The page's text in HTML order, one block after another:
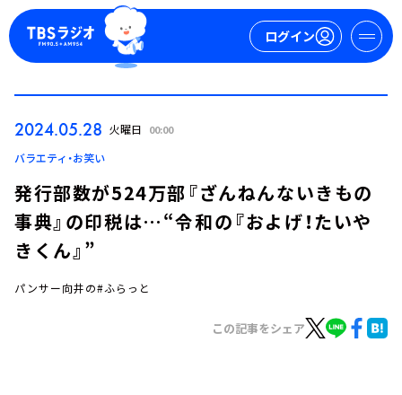
ログイン
ログイン
2024.05.28 火曜日 00:00
バラエティ・お笑い
発行部数が524万部『ざんねんないきもの
事典』の印税は…“令和の『およげ！たいや
きくん』”
パンサー向井の#ふらっと
この記事をシェア